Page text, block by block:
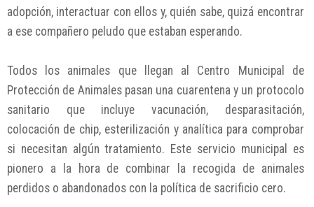
adopción, interactuar con ellos y, quién sabe, quizá encontrar
a ese compañero peludo que estaban esperando.
Todos los animales que llegan al Centro Municipal de
Protección de Animales pasan una cuarentena y un protocolo
sanitario que incluye vacunación, desparasitación,
colocación de chip, esterilización y analítica para comprobar
si necesitan algún tratamiento. Este servicio municipal es
pionero a la hora de combinar la recogida de animales
perdidos o abandonados con la política de sacrificio cero.